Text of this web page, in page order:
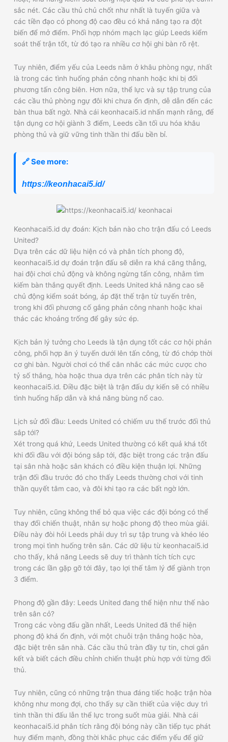
sắc nét. Các cầu thủ chủ chốt như nhất là tuyến giữa và
các tiền đạo có phong độ cao đều có khả năng tạo ra đột
biến để mở điểm. Phối hợp nhóm mạch lạc giúp Leeds kiểm
soát thế trận tốt, từ đó tạo ra nhiều cơ hội ghi bàn rõ rệt.
Tuy nhiên, điểm yếu của Leeds nằm ở khâu phòng ngự, nhất
là trong các tình huống phản công nhanh hoặc khi bị đối
phương tấn công biên. Hơn nữa, thể lực và sự tập trung của
các cầu thủ phòng ngự đôi khi chưa ổn định, dễ dẫn đến các
bàn thua bất ngờ. Nhà cái keonhacai5.id nhấn mạnh rằng, để
tận dụng cơ hội giành 3 điểm, Leeds cần tối ưu hóa khâu
phòng thủ và giữ vững tinh thần thi đấu bền bỉ.
🔗 See more:
https://keonhacai5.id/
Keonhacai5.id dự đoán: Kịch bản nào cho trận đấu có Leeds
United?
Dựa trên các dữ liệu hiện có và phân tích phong độ,
keonhacai5.id dự đoán trận đấu sẽ diễn ra khá căng thẳng,
hai đội chơi chủ động và không ngừng tấn công, nhằm tìm
kiếm bàn thắng quyết định. Leeds United khả năng cao sẽ
chủ động kiểm soát bóng, áp đặt thế trận từ tuyến trên,
trong khi đối phương cố gắng phản công nhanh hoặc khai
thác các khoảng trống để gây sức ép.
Kịch bản lý tưởng cho Leeds là tận dụng tốt các cơ hội phản
công, phối hợp ăn ý tuyến dưới lên tấn công, từ đó chớp thời
cơ ghi bàn. Người chơi có thể cân nhắc các mức cược cho
tỷ số thắng, hòa hoặc thua dựa trên các phân tích này từ
keonhacai5.id. Điều đặc biệt là trận đấu dự kiến sẽ có nhiều
tình huống hấp dẫn và khả năng bùng nổ cao.
Lịch sử đối đầu: Leeds United có chiếm ưu thế trước đối thủ
sắp tới?
Xét trong quá khứ, Leeds United thường có kết quả khá tốt
khi đối đầu với đội bóng sắp tới, đặc biệt trong các trận đấu
tại sân nhà hoặc sân khách có điều kiện thuận lợi. Những
trận đối đầu trước đó cho thấy Leeds thường chơi với tinh
thần quyết tâm cao, và đôi khi tạo ra các bất ngờ lớn.
Tuy nhiên, cũng không thể bỏ qua việc các đội bóng có thể
thay đổi chiến thuật, nhân sự hoặc phong độ theo mùa giải.
Điều này đòi hỏi Leeds phải duy trì sự tập trung và khéo léo
trong mọi tình huống trên sân. Các dữ liệu từ keonhacai5.id
cho thấy, khả năng Leeds sẽ duy trì thành tích tích cực
trong các lần gặp gỡ tới đây, tạo lợi thế tâm lý để giành trọn
3 điểm.
Phong độ gần đây: Leeds United đang thể hiện như thế nào
trên sân cỏ?
Trong các vòng đấu gần nhất, Leeds United đã thể hiện
phong độ khá ổn định, với một chuỗi trận thắng hoặc hòa,
đặc biệt trên sân nhà. Các cầu thủ tràn đầy tự tin, chơi gắn
kết và biết cách điều chỉnh chiến thuật phù hợp với từng đối
thủ.
Tuy nhiên, cũng có những trận thua đáng tiếc hoặc trận hòa
không như mong đợi, cho thấy sự cần thiết của việc duy trì
tinh thần thi đấu lẫn thể lực trong suốt mùa giải. Nhà cái
keonhacai5.id phân tích rằng đội bóng này cần tiếp tục phát
huy điểm mạnh, đồng thời khắc phục các điểm yếu để giữ